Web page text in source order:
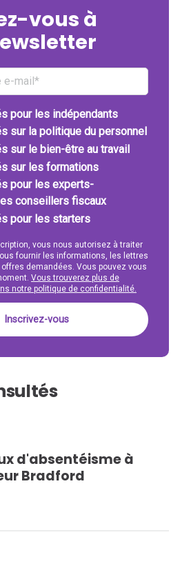
vous à
pour les indépendants
sur la politique du personnel
sur le bien-être au travail
sur les formations
pour les experts-
conseillers fiscaux
pour les starters
vous nous autorisez à traiter
fournir les informations, les lettres
demandées. Vous pouvez vous
Vous trouverez plus de
notre politique de confidentialité.
d'absentéisme à
Bradford